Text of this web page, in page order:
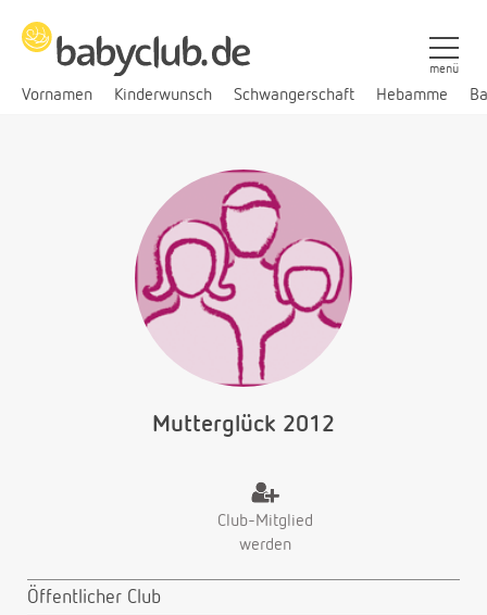
Vornamen Kinderwunsch Schwangerschaft Hebamme
menü
Mutterglück 2012
Club-Mitglied
werden
Öffentlicher Club